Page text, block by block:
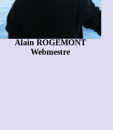
Alain ROGEMONT
Webmestre